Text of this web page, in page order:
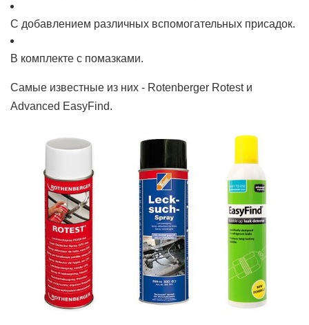
С добавлением различных вспомогательных присадок.
В комплекте с помазками.
Самые известные из них - Rotenberger Rotest и
Advanced EasyFind.